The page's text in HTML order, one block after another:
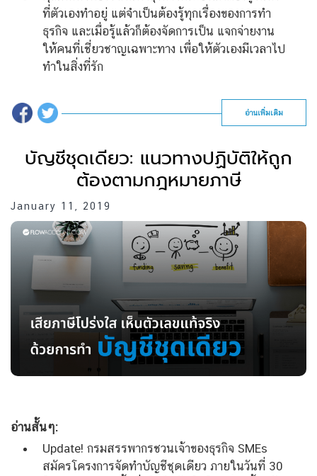
ที่ตัวเองทำอยู่ แต่จำเป็นต้องรู้ทุกเรื่องของการทำ
ธุรกิจ และเมื่อรู้แล้วก็ต้องจัดการเป็น แจกจ่ายงาน
ให้คนที่เชี่ยวชาญเฉพาะทาง เพื่อให้ตัวเองมีเวลาไป
ทำในสิ่งที่รัก
อ่านเพิ่มเติม
บัญชีชุดเดียว: แนวทางปฏิบัติให้ถูก
ต้องตามกฎหมายภาษี
January 11, 2019
อ่านสั้นๆ:
Update! กรมสรรพากรชวนเจ้าของธุรกิจ SMEs
สมัครโครงการจัดทำบัญชีชุดเดียว ภายในวันที่ 30